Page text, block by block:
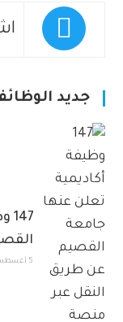
جديد
5 أغسطس، 2026